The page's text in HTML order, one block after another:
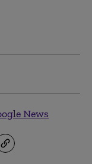
News